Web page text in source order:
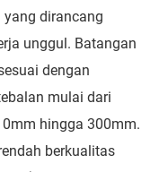
yang dirancang
unggul. Batangan
dengan
mulai dari
hingga 300mm.
berkualitas